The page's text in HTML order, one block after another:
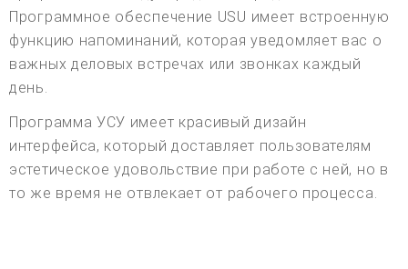
Программное обеспечение USU имеет встроенную
функцию напоминаний, которая уведомляет вас о
важных деловых встречах или звонках каждый
день.
Программа УСУ имеет красивый дизайн
интерфейса, который доставляет пользователям
эстетическое удовольствие при работе с ней, но в
то же время не отвлекает от рабочего процесса.